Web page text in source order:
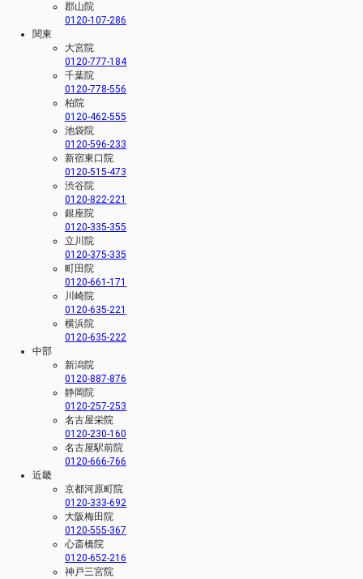
郡山院
0120-107-286
関東
大宮院
0120-777-184
千葉院
0120-778-556
柏院
0120-462-555
池袋院
0120-596-233
新宿東口院
0120-515-473
渋谷院
0120-822-221
銀座院
0120-335-355
立川院
0120-375-335
町田院
0120-661-171
川崎院
0120-635-221
横浜院
0120-635-222
中部
新潟院
0120-887-876
静岡院
0120-257-253
名古屋栄院
0120-230-160
名古屋駅前院
0120-666-766
近畿
京都河原町院
0120-333-692
大阪梅田院
0120-555-367
心斎橋院
0120-652-216
神戸三宮院